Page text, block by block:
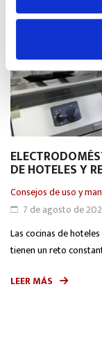
DE HOTELES Y
Consejos de uso y
7 de agosto de
Las cocinas de
tienen un reto
LEER MÁS